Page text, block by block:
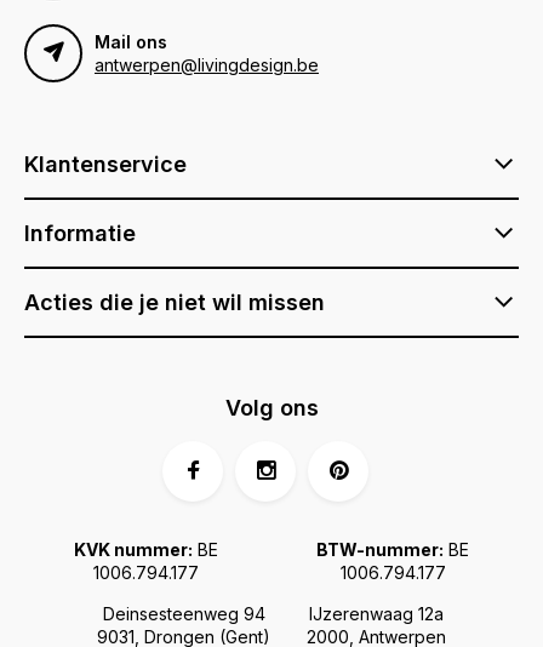
Mail ons
antwerpen@livingdesign.be
Klantenservice
Informatie
Acties die je niet wil missen
Deinsesteenweg 94
9031, Drongen (Gent)
IJzerenwaag 12a
2000, Antwerpen
KVK nummer: BE
1006.794.177
BTW-nummer: BE
1006.794.177
Volg ons